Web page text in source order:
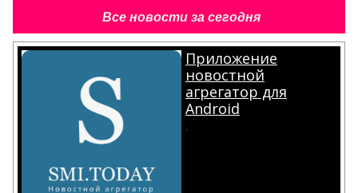
Все новости за сегодня
Приложение
новостной
агрегатор для
Android
.